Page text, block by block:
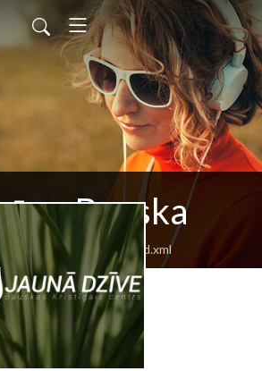
Bauska
newlifebauska/feed.xml